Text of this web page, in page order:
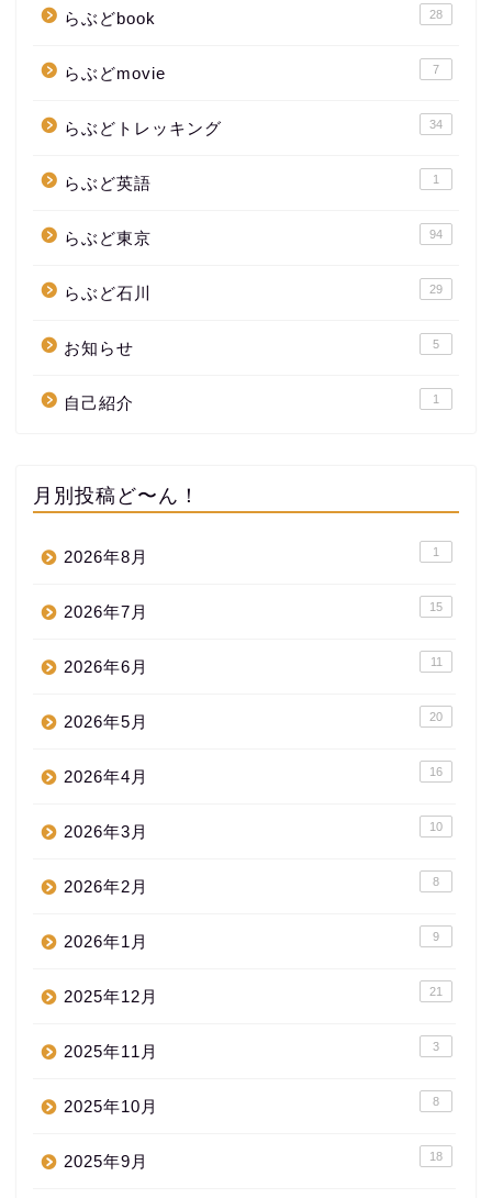
らぶどbook 28
らぶどmovie 7
らぶどトレッキング 34
らぶど英語 1
らぶど東京 94
らぶど石川 29
お知らせ 5
自己紹介 1
月別投稿ど〜ん！
2026年8月 1
2026年7月 15
2026年6月 11
2026年5月 20
2026年4月 16
2026年3月 10
2026年2月 8
2026年1月 9
2025年12月 21
2025年11月 3
2025年10月 8
2025年9月 18